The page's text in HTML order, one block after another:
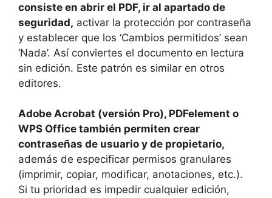
consiste en abrir el PDF, ir al apartado de
seguridad, activar la protección por contraseña
y establecer que los ‘Cambios permitidos’ sean
‘Nada’. Así conviertes el documento en lectura
sin edición. Este patrón es similar en otros
editores.
Adobe Acrobat (versión Pro), PDFelement o
WPS Office también permiten crear
contraseñas de usuario y de propietario,
además de especificar permisos granulares
(imprimir, copiar, modificar, anotaciones, etc.).
Si tu prioridad es impedir cualquier edición,